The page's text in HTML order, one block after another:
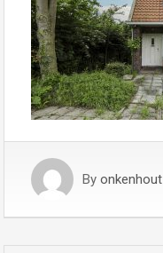
By onkenhout